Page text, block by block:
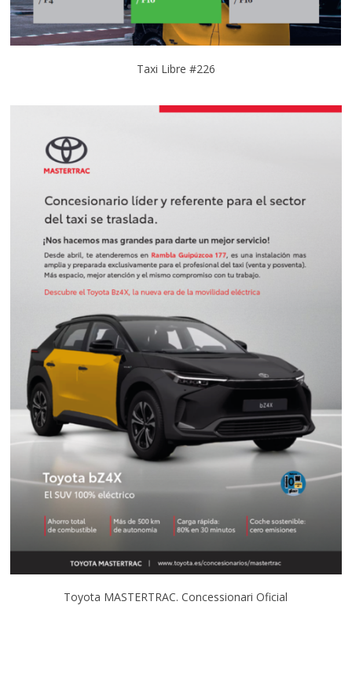
Taxi Libre #226
Toyota MASTERTRAC. Concessionari Oficial